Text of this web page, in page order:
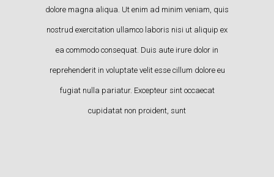
dolore magna aliqua. Ut enim ad minim veniam, quis
nostrud exercitation ullamco laboris nisi ut aliquip ex
ea commodo consequat. Duis aute irure dolor in
reprehenderit in voluptate velit esse cillum dolore eu
fugiat nulla pariatur. Excepteur sint occaecat
cupidatat non proident, sunt